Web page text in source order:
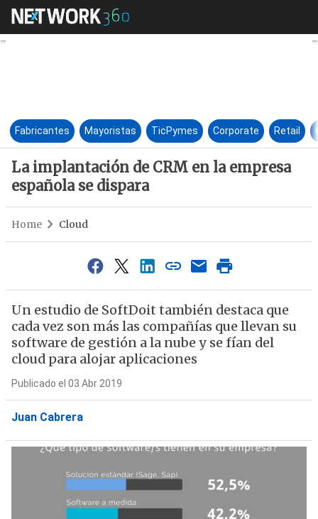
La implantación de CRM en
Fabricantes Mayoristas TicPymes Corporate Retail
La implantación de CRM en la empresa
española se dispara
Home Cloud
Un estudio de SoftDoit también destaca que
cada vez son más las compañías que llevan su
software de gestión a la nube y se fían del
cloud para alojar aplicaciones
Publicado el 03 Abr 2019
Juan Cabrera